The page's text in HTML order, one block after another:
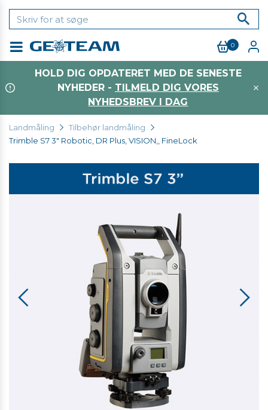
0
HOLD DIG OPDATERET MED DE SENESTE
NYHEDER - TILMELD DIG VORES
NYHEDSBREV I DAG
Landmåling
Tilbehør landmåling
Trimble S7 3" Robotic, DR Plus, VISION,, FineLock